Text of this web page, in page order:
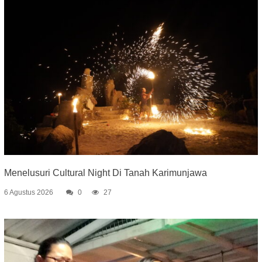
Menelusuri Cultural Night Di Tanah Karimunjawa
6 Agustus 2026 0 27